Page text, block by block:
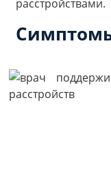
расстройствами.